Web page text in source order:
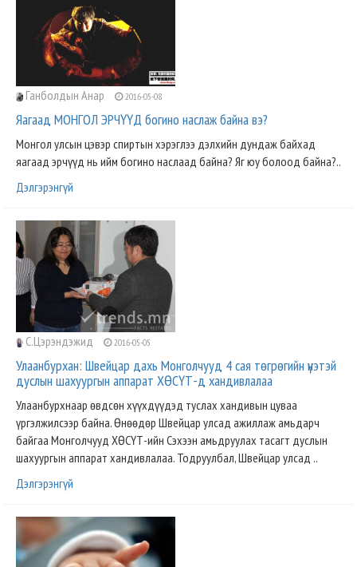
Ганболдын Анар 2016-05-08
Яагаад МОНГОЛ ЭРЧҮҮД богино наслаж байна вэ?
Монгол улсын цэвэр спиртын хэрэглээ дэлхийн дундаж байхад
яагаад эрчүүд нь ийм богино наслаад байна? Яг юу болоод байна?..
Дэлгэрэнгүй
С.Цэрэндэжид 2016-05-05
Улаанбурхан: Швейцар дахь Монголчууд 4 сая төгрөгийн үнэтэй
дуслын шахуургын аппарат ХӨСҮТ-д хандивлалаа
Улаанбурхнаар өвдсөн хүүхдүүдэд туслах хандивын цуваа
үргэлжилсээр байна. Өнөөдөр Швейцар улсад ажиллаж амьдарч
байгаа Монголчууд ХӨСҮТ-ийн Сэхээн амьдруулах тасагт дуслын
шахуургын аппарат хандивлалаа. Тодруулбал, Швейцар улсад ..
Дэлгэрэнгүй